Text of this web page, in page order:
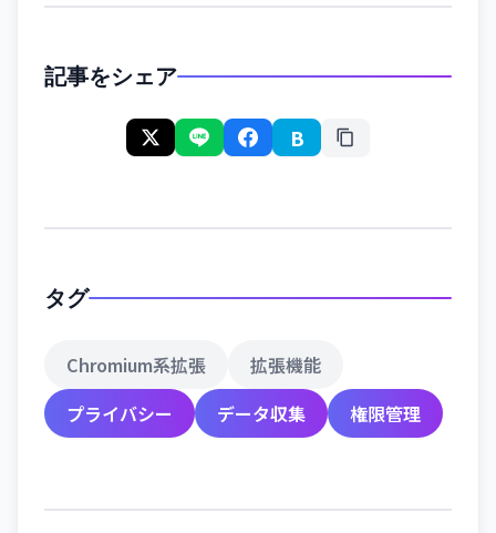
記事をシェア
B
タグ
Chromium系拡張
拡張機能
プライバシー
データ収集 権限管理